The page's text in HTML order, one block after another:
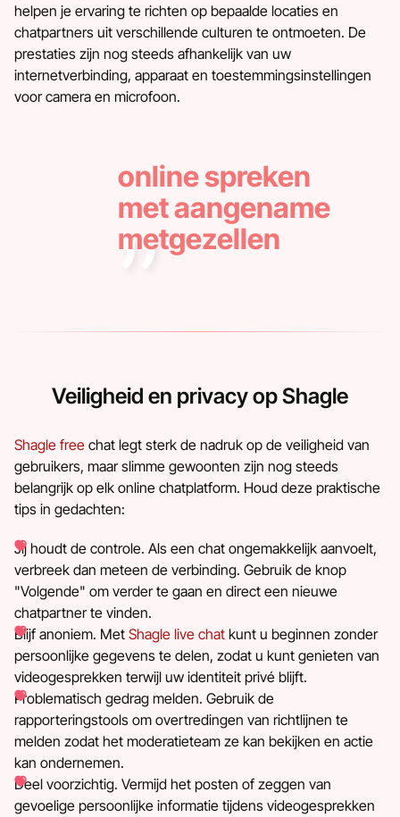
helpen je ervaring te richten op bepaalde locaties en
chatpartners uit verschillende culturen te ontmoeten. De
prestaties zijn nog steeds afhankelijk van uw
internetverbinding, apparaat en toestemmingsinstellingen
voor camera en microfoon.
online spreken
met aangename
metgezellen
Veiligheid en privacy op Shagle
Shagle free chat legt sterk de nadruk op de veiligheid van
gebruikers, maar slimme gewoonten zijn nog steeds
belangrijk op elk online chatplatform. Houd deze praktische
tips in gedachten:
Jij houdt de controle. Als een chat ongemakkelijk aanvoelt,
verbreek dan meteen de verbinding. Gebruik de knop
"Volgende" om verder te gaan en direct een nieuwe
chatpartner te vinden.
Blijf anoniem. Met Shagle live chat kunt u beginnen zonder
persoonlijke gegevens te delen, zodat u kunt genieten van
videogesprekken terwijl uw identiteit privé blijft.
Problematisch gedrag melden. Gebruik de
rapporteringstools om overtredingen van richtlijnen te
melden zodat het moderatieteam ze kan bekijken en actie
kan ondernemen.
Deel voorzichtig. Vermijd het posten of zeggen van
gevoelige persoonlijke informatie tijdens videogesprekken